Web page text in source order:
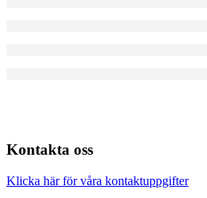
Kontakta oss
Klicka här för våra kontaktuppgifter